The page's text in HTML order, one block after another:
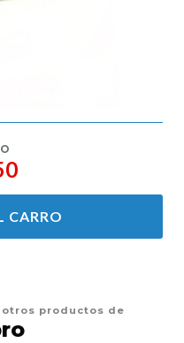
CARRO
productos de